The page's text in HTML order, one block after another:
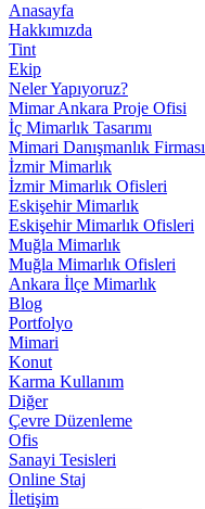
Anasayfa
Hakkımızda
Tint
Ekip
Neler Yapıyoruz?
Mimar Ankara Proje Ofisi
İç Mimarlık Tasarımı
Mimari Danışmanlık Firması
İzmir Mimarlık
İzmir Mimarlık Ofisleri
Eskişehir Mimarlık
Eskişehir Mimarlık Ofisleri
Muğla Mimarlık
Muğla Mimarlık Ofisleri
Ankara İlçe Mimarlık
Blog
Portfolyo
Mimari
Konut
Karma Kullanım
Diğer
Çevre Düzenleme
Ofis
Sanayi Tesisleri
Online Staj
İletişim